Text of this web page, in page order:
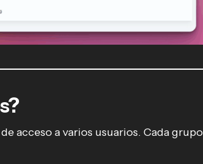
acceso a varios usuarios. Cada grupo